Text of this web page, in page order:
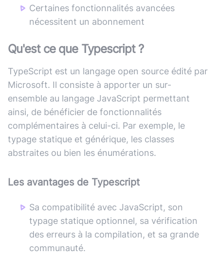
Certaines fonctionnalités avancées
nécessitent un abonnement
Qu'est ce que Typescript?
TypeScript est un langage open source édité par
Microsoft. Il consiste à apporter un sur-
ensemble au langage JavaScript permettant
ainsi, de bénéficier de fonctionnalités
complémentaires à celui-ci. Par exemple, le
typage statique et générique, les classes
abstraites ou bien les énumérations.
Les avantages de Typescript
Sa compatibilité avec JavaScript, son
typage statique optionnel, sa vérification
des erreurs à la compilation, et sa grande
communauté.